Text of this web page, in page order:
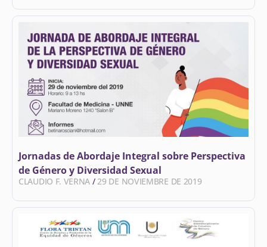
Jornadas de Abordaje Integral sobre Perspectiva
de Género y Diversidad Sexual
CLAUDIO F. VERNA 29 DE NOVIEMBRE DE 2019